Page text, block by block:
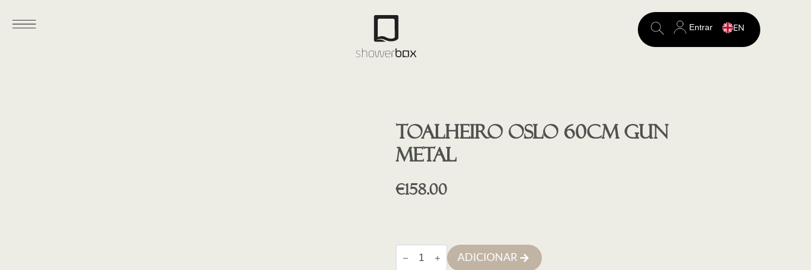
Search
Entrar EN
Toalheiro OSLO 60cm GUN
METAL
€158.00
Quantidade
de
Toalheiro
ADICIONAR